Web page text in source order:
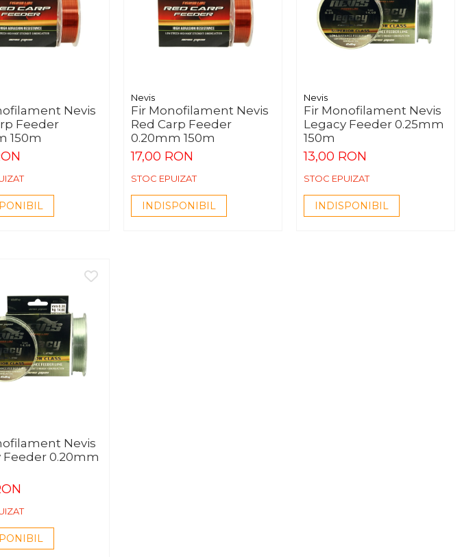
Nevis
Feeder
150m
Nevis
Fir Monofilament Nevis
Red Carp Feeder
0.20mm 150m
17,00 RON
STOC EPUIZAT
INDISPONIBIL
Nevis
Fir Monofilament Nevis
Legacy Feeder 0.25mm
150m
13,00 RON
STOC EPUIZAT
INDISPONIBIL
Nevis
Feeder 0.20mm